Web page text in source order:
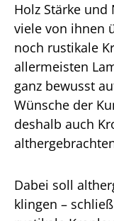
Holz Stärke
viele von ihnen
noch rustikale
allermeisten
ganz bewusst
Wünsche der
deshalb auch
Dabei soll
klingen –